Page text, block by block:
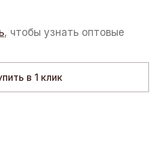
, чтобы узнать оптовые
в 1 клик